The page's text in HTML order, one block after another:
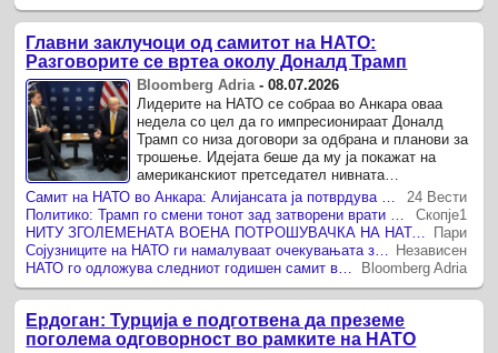
Главни заклучоци од самитот на НАТО:
Разговорите се вртеа околу Доналд Трамп
Bloomberg Adria -08.07.2026
Лидерите на НАТО се собраа во Анкара оваа
недела со цел да го импресионираат Доналд
Трамп со низа договори за одбрана и планови за
трошење. Идејата беше да му ја покажат на
американскиот претседател нивната
посветеност за модернизација на армиите.24 Вести
Скопје1
НИТУ ЗГОЛЕМЕНАТА ВОЕНА ПОТРОШУВАЧКА НА НАТО-ЗЕМЈИТЕ не го одоброволи Трамп на самитот во Анкара, тој пак се фати за Гренланд
Пари
Независен
Bloomberg Adria
Ердоган: Турција е подготвена да преземе
поголема одговорност во рамките на НАТО